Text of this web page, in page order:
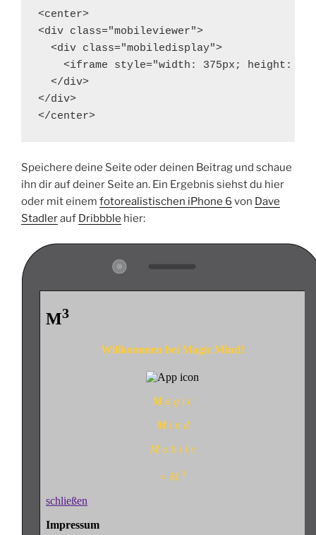
<center>
<div class="mobileviewer">
  <div class="mobiledisplay">
<iframe style="width: 375px; height:
  </div>
</div>
</center>
Speichere deine Seite oder deinen Beitrag und schaue
ihn dir auf deiner Seite an. Ein Ergebnis siehst du hier
oder mit einem fotorealistischen iPhone 6 von Dave
Stadlerauf Dribbble hier: